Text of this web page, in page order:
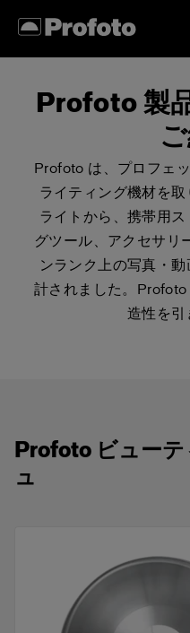
Profoto 製
Profoto は、プロフェ
ライティング機材を
ライトから、携帯用
グツール、アクセサリ
ンランク上の写真・
計されました。
造性を引
Profoto ビュー
ュ